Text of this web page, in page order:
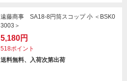
遠藤商事 SA18-8円筒スコップ 小 ＜BSK0
3003＞
5,180円
518ポイント
送料無料、入荷次第出荷